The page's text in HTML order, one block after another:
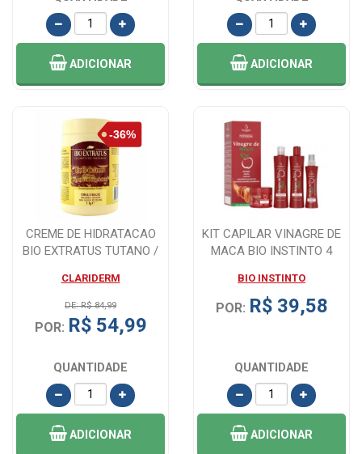
ADICIONAR ADICIONAR
CREME DE HIDRATACAO
BIO EXTRATUS TUTANO /
CLARIDERM
DE: R$ 84,99
POR: R$ 54,99
QUANTIDADE
ADICIONAR
KIT CAPILAR VINAGRE DE
MACA BIO INSTINTO 4
BIO INSTINTO
POR: R$ 39,58
QUANTIDADE
ADICIONAR